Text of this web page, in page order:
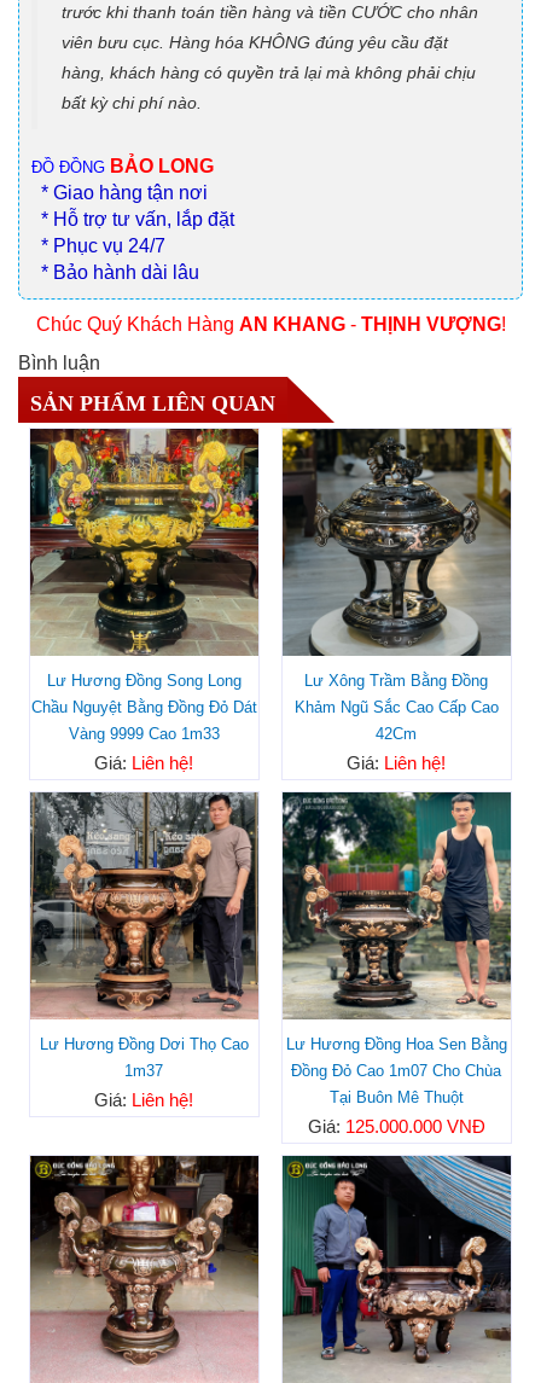
trước khi thanh toán tiền hàng và tiền CƯỚC cho nhân
viên bưu cục. Hàng hóa KHÔNG đúng yêu cầu đặt
hàng, khách hàng có quyền trả lại mà không phải chịu
bất kỳ chi phí nào.
ĐỒ ĐỒNG BẢO LONG
* Giao hàng tận nơi
* Hỗ trợ tư vấn, lắp đặt
* Phục vụ 24/7
* Bảo hành dài lâu
Chúc Quý Khách Hàng AN KHANG - THỊNH VƯỢNG!
Bình luận
SẢN PHẨM LIÊN QUAN
Lư Hương Đồng Song Long
Chầu Nguyệt Bằng Đồng Đỏ Dát
Vàng 9999 Cao 1m33
Giá: Liên hệ!
Lư Xông Trầm Bằng Đồng
Khảm Ngũ Sắc Cao Cấp Cao
42Cm
Giá: Liên hệ!
Lư Hương Đồng Dơi Thọ Cao
1m37
Giá: Liên hệ!
Lư Hương Đồng Hoa Sen Bằng
Đồng Đỏ Cao 1m07 Cho Chùa
Tại Buôn Mê Thuột
Giá: 125.000.000 VNĐ